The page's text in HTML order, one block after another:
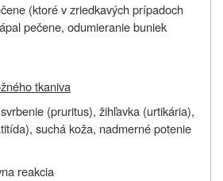
(ktoré v zriedkavých prípadoch
pečene, odumieranie buniek
tkaniva
(pruritus), žihľavka (urtikária),
suchá koža, nadmerné potenie
reakcia